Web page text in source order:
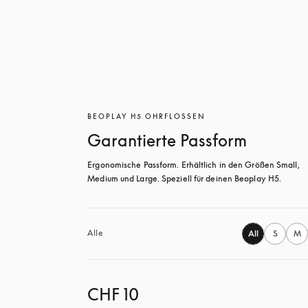
BEOPLAY H5 OHRFLOSSEN
Garantierte Passform
Ergonomische Passform. Erhältlich in den Größen Small,
Medium und Large. Speziell für deinen Beoplay H5.
Alle All S M
CHF 10